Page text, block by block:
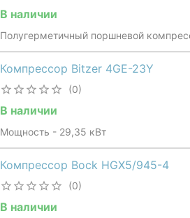
В наличии
Полугерметичный поршневой
Компрессор Bitzer 4GE-23Y
(0)
В наличии
Мощность - 29,35 кВт
Компрессор Bock HGX5/945-4
(0)
В наличии